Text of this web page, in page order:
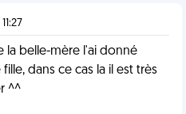
la belle-mère l'ai donné
dans ce cas la il est très
^^